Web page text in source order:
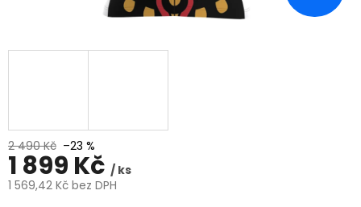
2 490 Kč –23 %
1 899 Kč / ks
1 569,42 Kč bez DPH